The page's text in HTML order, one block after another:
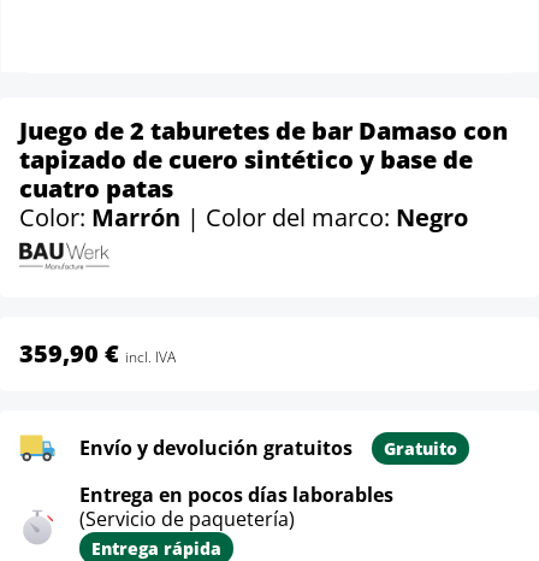
Juego de 2 taburetes de bar Damaso con
tapizado de cuero sintético y base de
cuatro patas
Color: Marrón | Color del marco: Negro
359,90 € incl. IVA
Envío y devolución gratuitos Gratuito
Entrega en pocos días laborables
(Servicio de paquetería)
Entrega rápida